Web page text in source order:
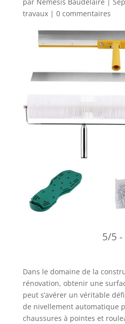
travaux| 0 commentaires
5/5 -
Dans le domaine de la
rénovation, obtenir une
peut s’avérer un véritable
de nivellement automatique
chaussures à pointes et